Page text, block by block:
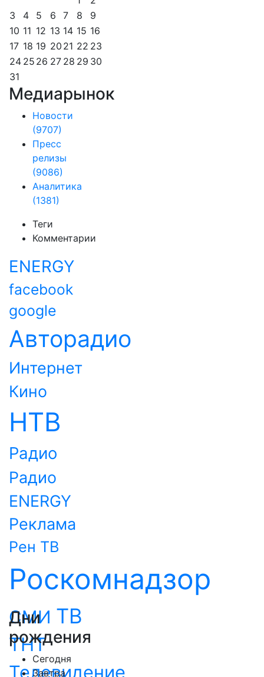
3
4 5 6 7 8
9
10 11 12 13 14 15 16
17 18 19 20 21 22 23
24 25 26 27 28 29 30
31
Медиарынок
Новости
(9707)
Пресс
релизы
(9086)
Аналитика
(1381)
Теги
Комментарии
ENERGY
facebook
google
Авторадио
Интернет
Кино
НТВ
Радио
Радио
ENERGY
Реклама
Рен ТВ
Роскомнадзор
СМИ ТВ
ТНТ
Телевидение
Дни
рождения
Сегодня
Завтра